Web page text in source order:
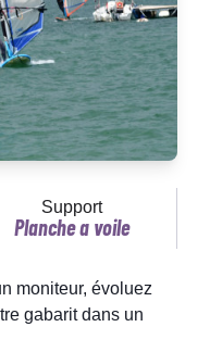
Support
Planche a voile
moniteur, évoluez
gabarit dans un